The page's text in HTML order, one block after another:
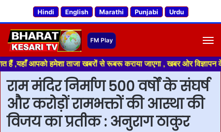
Hindi English Marathi Punjabi Urdu
हमेशा ताजा खबरों से रूबरू कराया जाएगा , खबर ओर विज्ञापन के लिए
राम मंदिर निर्माण 500 वर्षों के संघर्ष
और करोड़ों रामभक्तों की आस्था की
विजय का प्रतीक : अनुराग ठाकुर